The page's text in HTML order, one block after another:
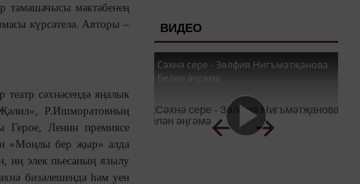
тамашачысы мәктәбенең
күрсәтелә. Авторы –
сәхнәсендә яңалык
Р.Ишморатовның
Герое, Ленин премиясе
«Моңлы бер җыр» алда
иң элек пьесаның язылу
бизәлешендә һәм уен
ВИДЕО
Сәхнә сере - Зөлфия Нигъмәтҗанова
белән әңгәмә